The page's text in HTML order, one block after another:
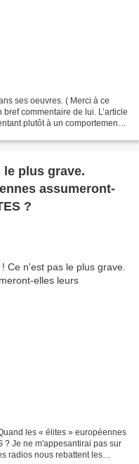
( Merci à ce
bref commentaire de lui. L’article
plutôt à un comportement
le plus grave.
assumeront-
?
les « élites » européennes
? Je ne m'appesantirai pas sur
radios nous rebattent les